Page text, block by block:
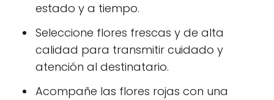
estado y a tiempo.
Seleccione flores frescas y de alta
calidad para transmitir cuidado y
atención al destinatario.
Acompañe las flores rojas con una